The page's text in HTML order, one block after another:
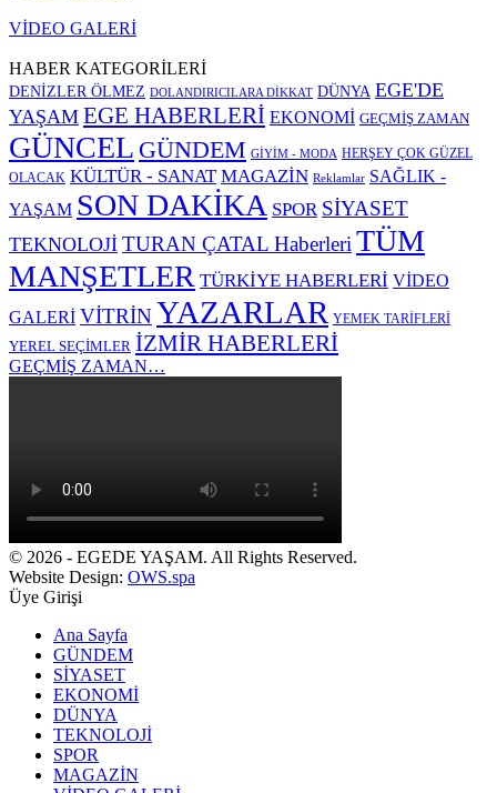
VİDEO GALERİ
HABER KATEGORİLERİ
DENİZLER ÖLMEZ DOLANDIRICILARA DİKKAT DÜNYA EGE'DE
YAŞAM EGE HABERLERİ EKONOMİ GEÇMİŞ ZAMAN
GÜNCEL GÜNDEM GİYİM - MODA HERŞEY ÇOK GÜZEL
OLACAK KÜLTÜR - SANAT MAGAZİN Reklamlar SAĞLIK -
YAŞAM SON DAKİKA SPOR SİYASET
TEKNOLOJİ TURAN ÇATAL Haberleri TÜM
MANŞETLER TÜRKİYE HABERLERİ VİDEO
GALERİ VİTRİNYAZARLAR YEMEK TARİFLERİ
YEREL SEÇİMLER İZMİR HABERLERİ
GEÇMİŞ ZAMAN…
© 2026 - EGEDE YAŞAM. All Rights Reserved.
Website Design: OWS.spa
Üye Girişi
Ana Sayfa
GÜNDEM
SİYASET
EKONOMİ
DÜNYA
TEKNOLOJİ
SPOR
MAGAZİN